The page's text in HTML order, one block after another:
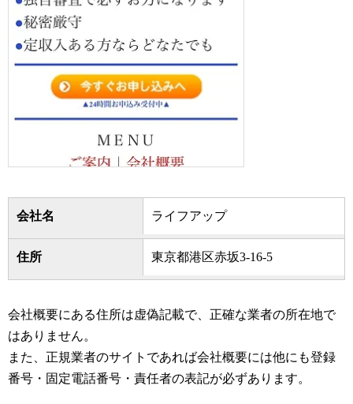
会社名 ライフアップ
住所 東京都港区赤坂3-16-5
会社概要にある住所は虚偽記載で、正確な業者の所在地で
はありません。
また、正規業者のサイトであれば会社概要には他にも登録
番号・固定電話番号・責任者の表記が必ずあります。